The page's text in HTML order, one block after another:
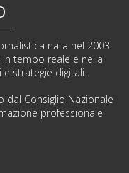
nata nel 2003
tempo reale e nella
strategie digitali.
Consiglio Nazionale
professionale